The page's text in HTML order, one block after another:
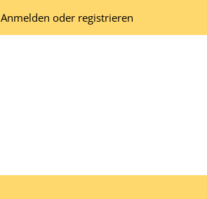
Anmelden oder registrieren